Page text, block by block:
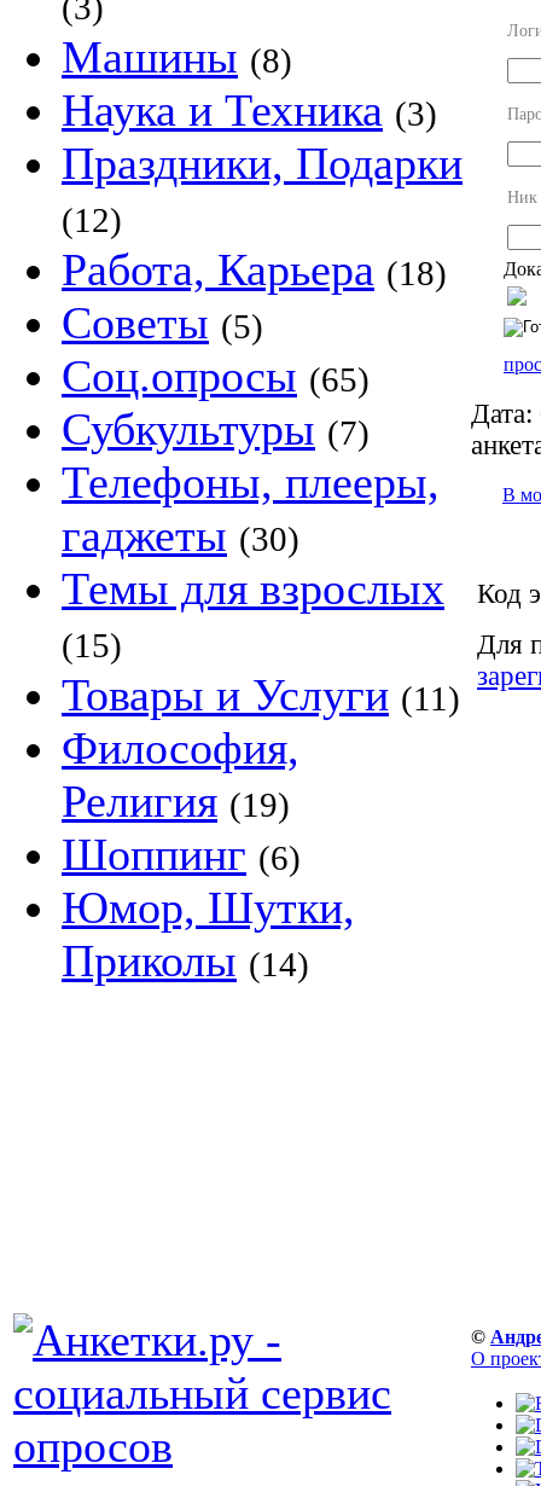
Машины (8)
Наука и Техника (3)
Праздники, Подарки
(12)
Работа, Карьера (18)
Советы (5)
Соц.опросы (65)
Субкультуры (7)
Телефоны, плееры,
гаджеты (30)
Темы для взрослых
(15)
Товары и Услуги (11)
Философия,
Религия (19)
Шоппинг (6)
Юмор, Шутки,
Приколы (14)
Ник
Дата:
В
Код
Для
©
О